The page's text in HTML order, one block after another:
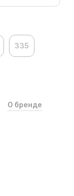
335
О бренде